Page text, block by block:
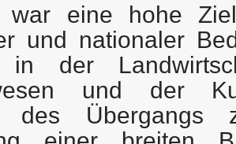
war eine hohe
und nationaler
in der
und der
des Übergangs